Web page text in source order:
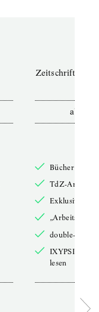
Zeitschriften
ab
Bücher online
TdZ-Artikel
Exklusive
double-
lesen